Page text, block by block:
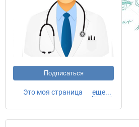
Подписаться
Это моя страница еще...